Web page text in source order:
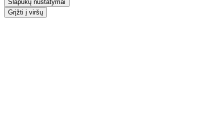
Slapukų nustatymai
Grįžti į viršų